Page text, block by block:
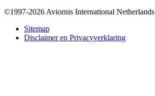
Bottom
©1997-2026 Aviornis International Netherlands
Sitemap
Disclaimer en Privacyverklaring